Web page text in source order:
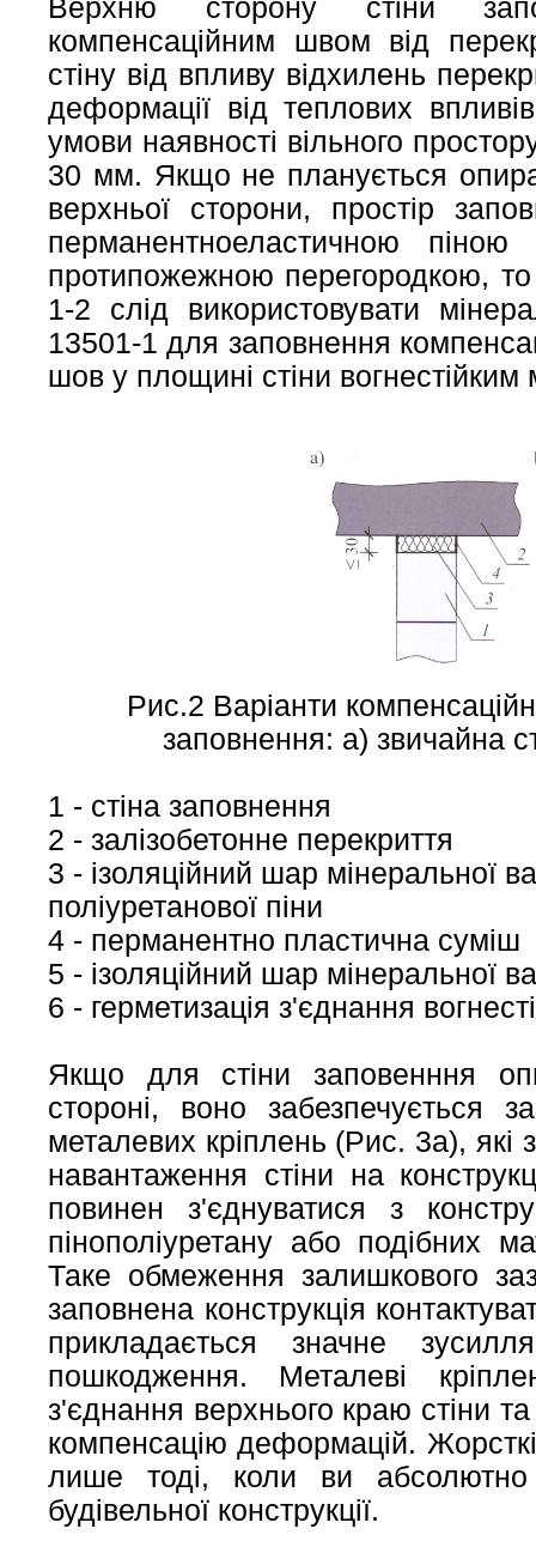
Верхню сторону стіни
компенсаційним швом від
стіну від впливу відхилень
деформації від теплових
умови наявності вільного
30 мм. Якщо не планується
верхньої сторони, простір
перманентноеластичною
протипожежною перегородкою,
1-2 слід використовувати
13501-1 для заповнення
шов у площині стіни
Рис.2 Варіанти
заповнення: a) звичайна
1 - стіна заповнення
2 - залізобетонне перекриття
3 - ізоляційний шар мінеральної
поліуретанової піни
4 - перманентно пластична суміш
5 - ізоляційний шар мінеральної
6 - герметизація з'єднання
Якщо для стіни заповенння
стороні, воно забезпечується
металевих кріплень (Рис. 3а), які
навантаження стіни на
повинен з'єднуватися з
пінополіуретану або подібних
Таке обмеження залишкового
заповнена конструкція
прикладається значне
пошкодження. Металеві
з'єднання верхнього краю стіни
компенсацію деформацій.
лише тоді, коли ви
будівельної конструкції.